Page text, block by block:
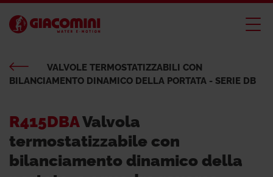
VALVOLE TERMOSTATIZZABILI CON
BILANCIAMENTO DINAMICO DELLA PORTATA - SERIE DB
R415DBAValvola
termostatizzabile con
bilanciamento dinamico della